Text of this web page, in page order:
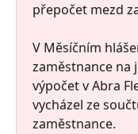
přepočet mezd
V Měsíčním
zaměstnance na
výpočet v Abra
vycházel ze
zaměstnance.